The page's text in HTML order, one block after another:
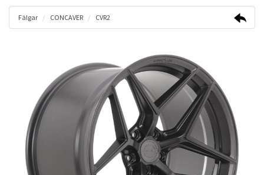
Fälgar CONCAVER CVR2